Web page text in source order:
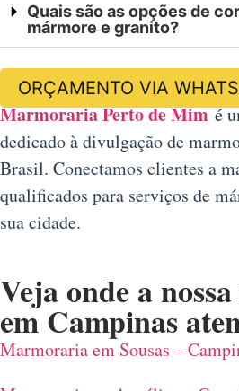
Quais são as opções de
mármore e granito?
ORÇAMENTO VIA
Marmoraria Perto de Mimé
dedicado à divulgação de
Brasil. Conectamos clientes a
qualificados para serviços de
sua cidade.
Veja onde a nossa
em Campinas
Marmoraria em Sousas –